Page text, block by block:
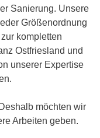
Sanierung. Unsere
Größenordnung
kompletten
Ostfriesland und
unserer Expertise
möchten wir
Arbeiten geben.